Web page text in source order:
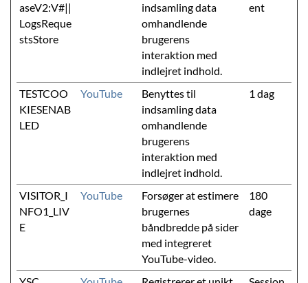
aseV2:V#||
LogsReque
stsStore
indsamling data
omhandlende
brugerens
interaktion med
indlejret indhold.
ent
TESTCOO
KIESENAB
LED
YouTube
Benyttes til
indsamling data
omhandlende
brugerens
interaktion med
indlejret indhold.
1 dag
VISITOR_I
NFO1_LIV
E
YouTube
Forsøger at estimere
brugernes
båndbredde på sider
med integreret
YouTube-video.
180
dage